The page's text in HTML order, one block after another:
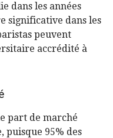
dans les années
significative dans les
peuvent
accrédité à
part de marché
puisque 95% des